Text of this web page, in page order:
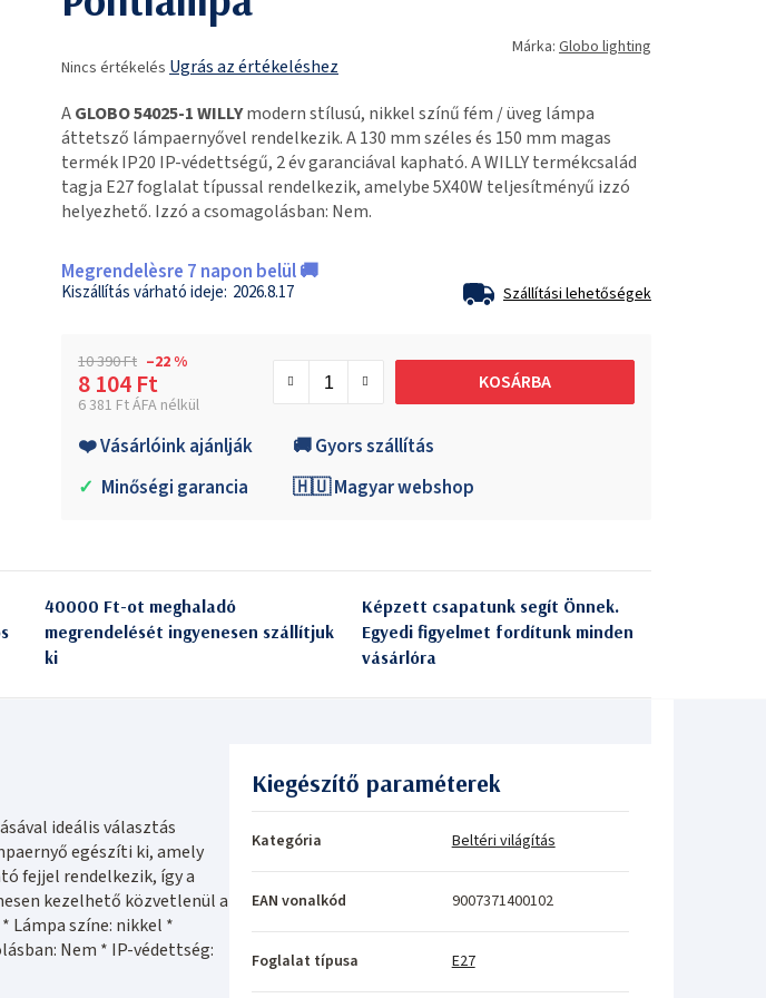
termék
értékelése
5-
ből
0,0
csillag.
Nincs értékelés Ugrás az értékeléshez
Márka: Globo lighting
AGLOBO 54025-1 WILLYmodern stílusú, nikkel színű fém / üveg lámpa
áttetsző lámpaernyővel rendelkezik. A 130 mm széles és 150 mm magas
termék IP20 IP-védettségű, 2 év garanciával kapható. A WILLY termékcsalád
tagja E27 foglalat típussal rendelkezik, amelybe 5X40W teljesítményű izzó
helyezhető. Izzó a csomagolásban: Nem.
Megrendelèsre 7 napon belül 🚚
2026.8.17 Szállítási lehetőségek
10 390 Ft –22 %
8 104 Ft
6 381 Ft ÁFA nélkül
KOSÁRBA
❤️ Vásárlóink ajánlják
🚚 Gyors szállítás
✓ Minőségi garancia 🇭🇺 Magyar webshop
40000 Ft-ot meghaladó
megrendelését ingyenesen szállítjuk
ki
Képzett csapatunk segít Önnek.
Egyedi figyelmet fordítunk minden
vásárlóra
ideális választás
egészíti ki, amely
fejjel rendelkezik, így a
kezelhető közvetlenül a
Lámpa színe: nikkel *
Nem * IP-védettség:
Kiegészítő paraméterek
Kategória Beltéri világítás
EAN vonalkód 9007371400102
Foglalat típusa E27